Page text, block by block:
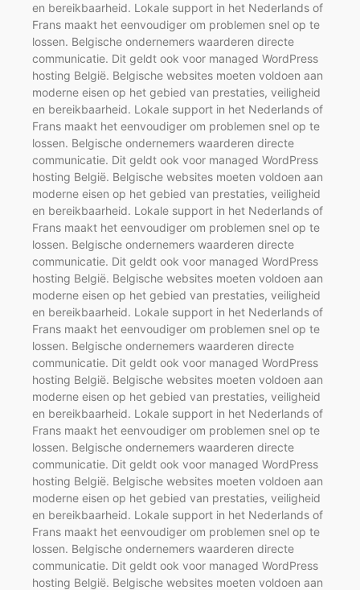
en bereikbaarheid. Lokale support in het Nederlands of
Frans maakt het eenvoudiger om problemen snel op te
lossen. Belgische ondernemers waarderen directe
communicatie. Dit geldt ook voor managed WordPress
hosting België. Belgische websites moeten voldoen aan
moderne eisen op het gebied van prestaties, veiligheid
en bereikbaarheid. Lokale support in het Nederlands of
Frans maakt het eenvoudiger om problemen snel op te
lossen. Belgische ondernemers waarderen directe
communicatie. Dit geldt ook voor managed WordPress
hosting België. Belgische websites moeten voldoen aan
moderne eisen op het gebied van prestaties, veiligheid
en bereikbaarheid. Lokale support in het Nederlands of
Frans maakt het eenvoudiger om problemen snel op te
lossen. Belgische ondernemers waarderen directe
communicatie. Dit geldt ook voor managed WordPress
hosting België. Belgische websites moeten voldoen aan
moderne eisen op het gebied van prestaties, veiligheid
en bereikbaarheid. Lokale support in het Nederlands of
Frans maakt het eenvoudiger om problemen snel op te
lossen. Belgische ondernemers waarderen directe
communicatie. Dit geldt ook voor managed WordPress
hosting België. Belgische websites moeten voldoen aan
moderne eisen op het gebied van prestaties, veiligheid
en bereikbaarheid. Lokale support in het Nederlands of
Frans maakt het eenvoudiger om problemen snel op te
lossen. Belgische ondernemers waarderen directe
communicatie. Dit geldt ook voor managed WordPress
hosting België. Belgische websites moeten voldoen aan
moderne eisen op het gebied van prestaties, veiligheid
en bereikbaarheid. Lokale support in het Nederlands of
Frans maakt het eenvoudiger om problemen snel op te
lossen. Belgische ondernemers waarderen directe
communicatie. Dit geldt ook voor managed WordPress
hosting België. Belgische websites moeten voldoen aan